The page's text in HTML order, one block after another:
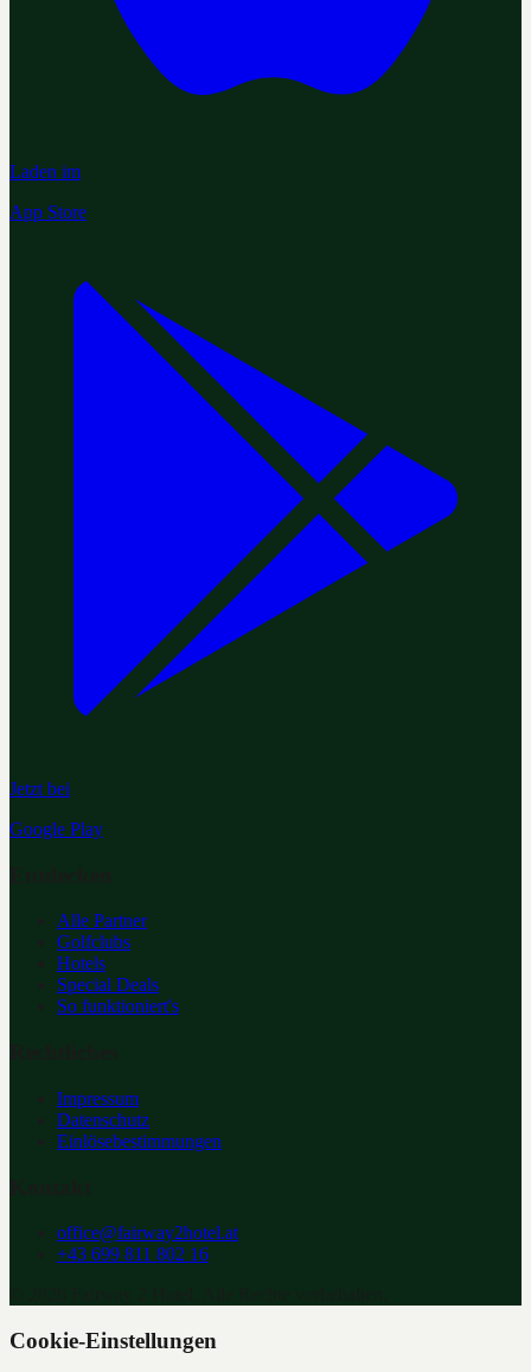
Laden im
App Store
Jetzt bei
Google Play
Alle Partner
Golfclubs
Hotels
Special Deals
So funktioniert's
Impressum
Datenschutz
Einlösebestimmungen
office@fairway2hotel.at
+43 699 811 802 16
Cookie-Einstellungen